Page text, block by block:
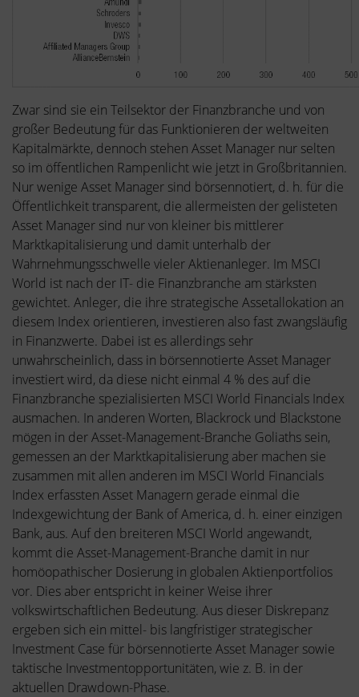
Zwar sind sie ein Teilsektor der Finanzbranche und von
großer Bedeutung für das Funktionieren der weltweiten
Kapitalmärkte, dennoch stehen Asset Manager nur selten
so im öffentlichen Rampenlicht wie jetzt in Großbritannien.
Nur wenige Asset Manager sind börsennotiert, d. h. für die
Öffentlichkeit transparent, die allermeisten der gelisteten
Asset Manager sind nur von kleiner bis mittlerer
Marktkapitalisierung und damit unterhalb der
Wahrnehmungsschwelle vieler Aktienanleger. Im MSCI
World ist nach der IT- die Finanzbranche am stärksten
gewichtet. Anleger, die ihre strategische Assetallokation an
diesem Index orientieren, investieren also fast zwangsläufig
in Finanzwerte. Dabei ist es allerdings sehr
unwahrscheinlich, dass in börsennotierte Asset Manager
investiert wird, da diese nicht einmal 4 % des auf die
Finanzbranche spezialisierten MSCI World Financials Index
ausmachen. In anderen Worten, Blackrock und Blackstone
mögen in der Asset-Management-Branche Goliaths sein,
gemessen an der Marktkapitalisierung aber machen sie
zusammen mit allen anderen im MSCI World Financials
Index erfassten Asset Managern gerade einmal die
Indexgewichtung der Bank of America, d. h. einer einzigen
Bank, aus. Auf den breiteren MSCI World angewandt,
kommt die Asset-Management-Branche damit in nur
homöopathischer Dosierung in globalen Aktienportfolios
vor. Dies aber entspricht in keiner Weise ihrer
volkswirtschaftlichen Bedeutung. Aus dieser Diskrepanz
ergeben sich ein mittel- bis langfristiger strategischer
Investment Case für börsennotierte Asset Manager sowie
taktische Investmentopportunitäten, wie z. B. in der
aktuellen Drawdown-Phase.